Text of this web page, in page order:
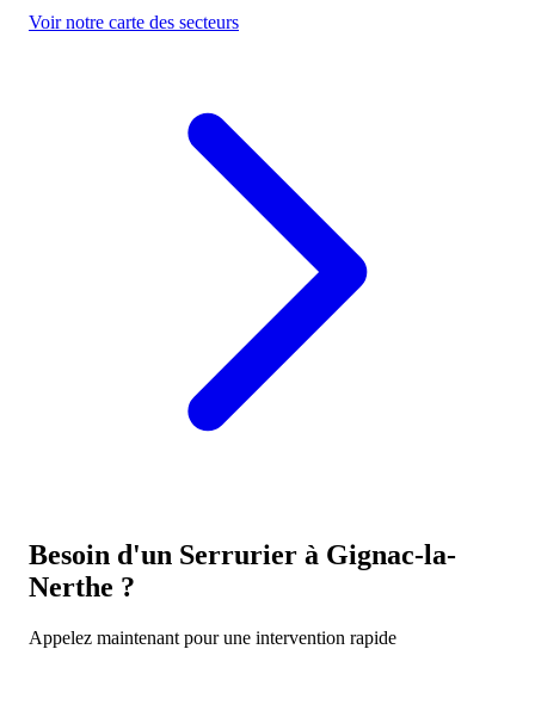
Voir notre carte des secteurs
Besoin d'un Serrurier à Gignac-la-
Nerthe ?
Appelez maintenant pour une intervention rapide